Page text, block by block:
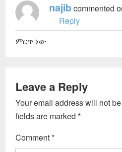
najibcommented
Reply
ምርጥ ነው
Leave a Reply
Your email address will not
fields are marked*
Comment*